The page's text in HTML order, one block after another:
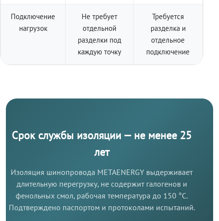
Подключение
нагрузок
Не требует
отдельной
разделки под
каждую точку
Требуется
разделка и
отдельное
подключение
Срок службы изоляции — не менее 25
лет
Изоляция шинопровода METAENERGY выдерживает
длительную перегрузку, не содержит галогенов и
фенольных смол, рабочая температура до 150 °C.
Подтверждено паспортом и протоколами испытаний.